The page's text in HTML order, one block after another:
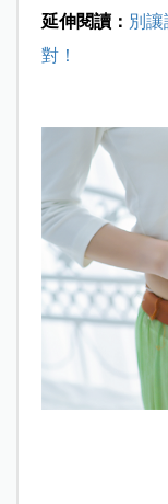
延伸閱讀： 別
對！